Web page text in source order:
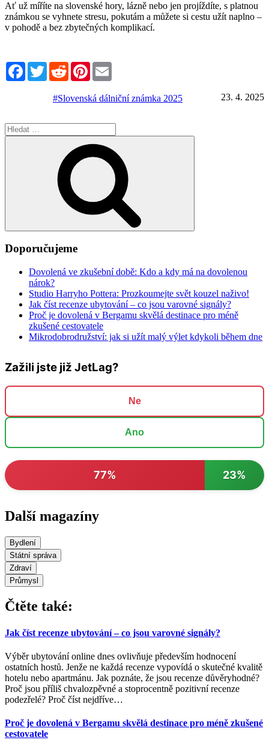
Ať už míříte na slovenské hory, lázně nebo jen projíždíte, s platnou
známkou se vyhnete stresu, pokutám a můžete si cestu užít naplno –
v pohodě a bez zbytečných komplikací.
FacebookTwitterRedditPinterest
23. 4. 2025
#Slovenská dálniční známka 2025
Hledat:
Doporučujeme
Dovolená ve zkušební době: Kdo a kdy má na dovolenou
nárok?
Studio Harryho Pottera: Prozkoumejte svět kouzel naživo!
Jak číst recenze ubytování – co jsou varovné signály?
Proč je dovolená v Bergamu skvělá destinace pro méně
zkušené cestovatele
Mikrodobrodružství: jak si užít malý výlet kdykoli během dne
Zažili jste již JetLag?
Ne
Ano
77% 23%
Další magazíny
Bydlení
Státní správa
Zdraví
Průmysl
Čtěte také:
Jak číst recenze ubytování – co jsou varovné signály?
Výběr ubytování online dnes ovlivňuje především hodnocení
ostatních hostů. Jenže ne každá recenze vypovídá o skutečné kvalitě
hotelu nebo apartmánu. Jak poznáte, že jsou recenze důvěryhodné?
Proč jsou příliš chvalozpěvné a stoprocentně pozitivní recenze
podezřelé? Proč číst nejdříve…
Proč je dovolená v Bergamu skvělá destinace pro méně zkušené
cestovatele